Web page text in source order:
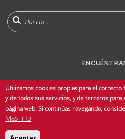
menu
Buscar
© Copyright 2025 Universidad de Sevilla -
Utilizamos cookies propias para el correcto
y de todos sus servicios, y de terceros para
página web. Si continúas navegando,
Más info